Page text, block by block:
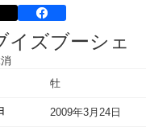
イズブーシェ
牡
2009年3月24日